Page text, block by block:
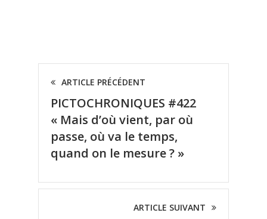
ARTICLE PRÉCÉDENT
PICTOCHRONIQUES #422
« Mais d’où vient, par où
passe, où va le temps,
quand on le mesure ? »
ARTICLE SUIVANT